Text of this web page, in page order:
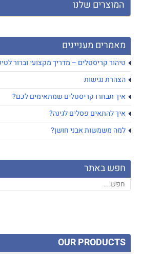
מאמרים מעניינים
טיהור קריסטלים – מדריך מקצועי וברור
הצהרת נגישות
איך תבחרו קריסטלים שמתאימים לכם?
איך להתאים פסלים לגינה?
למה משמשות אבני חושן?
חפש באתר
OUR PRODUCTS